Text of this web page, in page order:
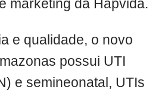
marketing da Hapvida.
e qualidade, o novo
possui UTI
e semineonatal, UTIs